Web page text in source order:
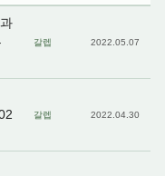
갈렙 2022.05.07
갈렙 2022.04.30